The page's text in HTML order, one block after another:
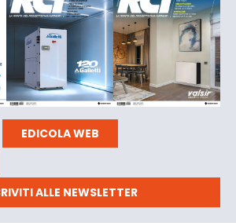
EDICOLA WEB
ALLE NEWSLETTER